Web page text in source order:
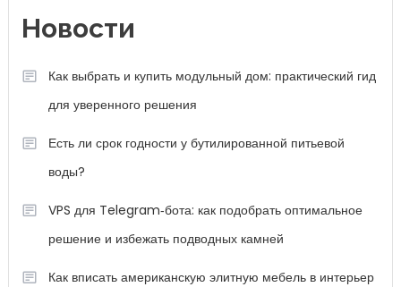
Новости
Как выбрать и купить модульный дом: практический гид
для уверенного решения
Есть ли срок годности у бутилированной питьевой
воды?
VPS для Telegram‑бота: как подобрать оптимальное
решение и избежать подводных камней
Как вписать американскую элитную мебель в интерьер